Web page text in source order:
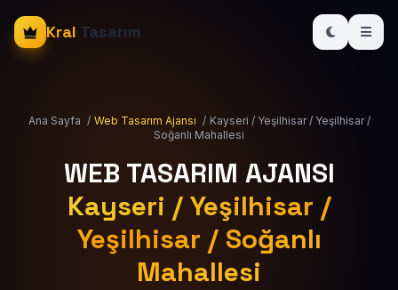
Kral Tasarım
Ana Sayfa / Web Tasarım Ajansı / Kayseri / Yeşilhisar / Yeşilhisar /
Soğanlı Mahallesi
WEB TASARIM AJANSI
Kayseri / Yeşilhisar /
Yeşilhisar / Soğanlı
Mahallesi